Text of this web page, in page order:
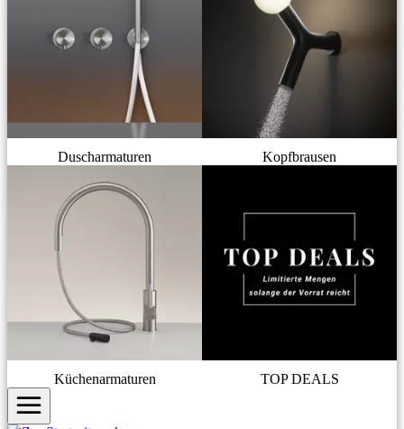
Duscharmaturen Kopfbrausen
Küchenarmaturen TOP DEALS